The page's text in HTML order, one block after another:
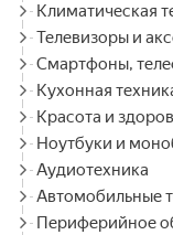
Климатическая
Телевизоры и
Смартфоны,
Кухонная
Красота и
Ноутбуки и
Аудиотехника
Автомобильные
Периферийное